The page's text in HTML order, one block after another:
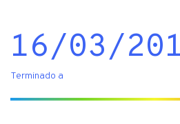
16/03/
Terminado a